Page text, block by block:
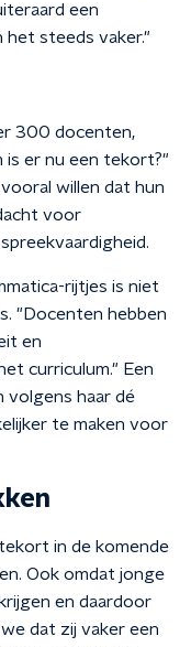
een
het steeds vaker."
300 docenten,
is er nu een tekort?"
willen dat hun
voor
rijtjes is niet
"Docenten hebben
en
curriculum." Een
volgens haar dé
te maken voor
in de komende
Ook omdat jonge
en daardoor
dat zij vaker een